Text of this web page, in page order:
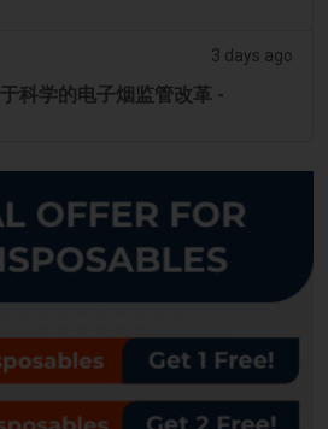
3 days ago
科学的电子烟监管改革 -